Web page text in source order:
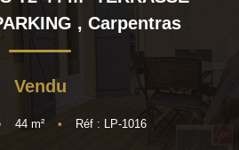
EQUIPE
, Carpentras
Vendu
44 m² • Réf : LP-1016